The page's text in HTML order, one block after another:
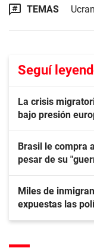
TEMAS
Seguí
La crisis
bajo presión
Brasil le compra
pesar de su
Miles de
expuestas las